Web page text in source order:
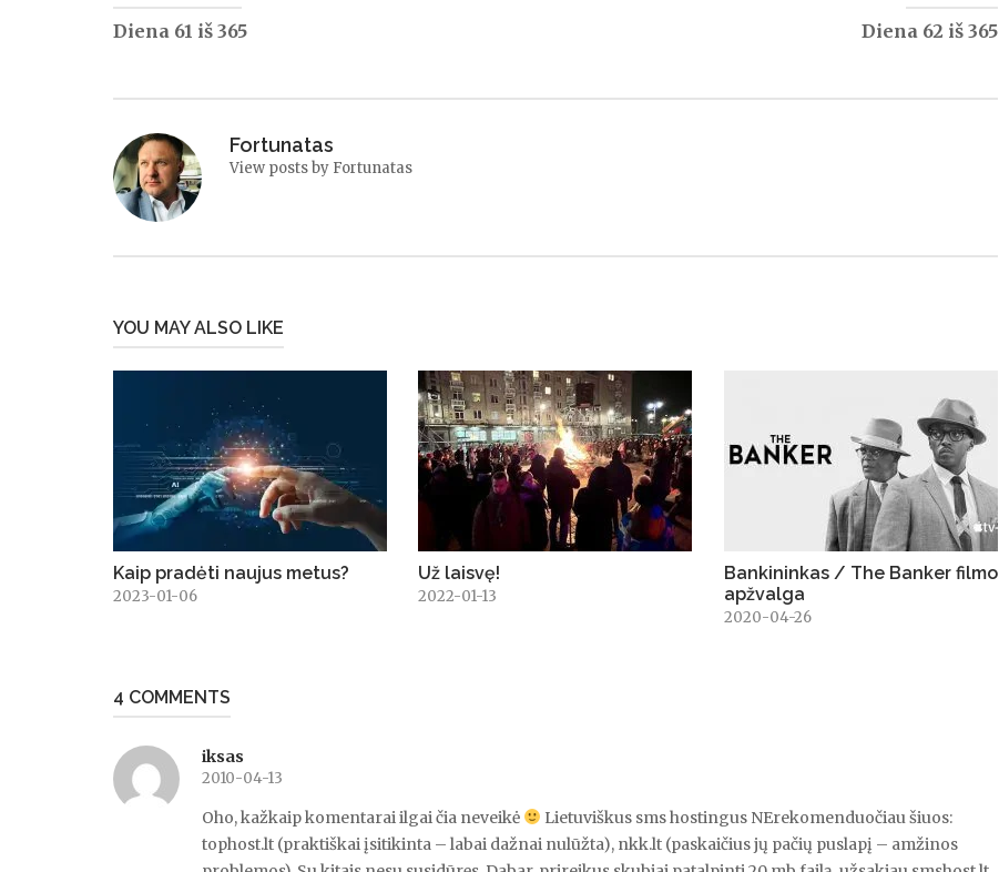
įrašų
Diena 61 iš 365 Diena 62 iš 365
Fortunatas
View posts by Fortunatas
YOU MAY ALSO LIKE
Kaip pradėti naujus metus?
2023-01-06
Už laisvę!
2022-01-13
Bankininkas / The Banker filmo
apžvalga
2020-04-26
4 COMMENTS
iksas
2010-04-13
Oho, kažkaip komentarai ilgai čia neveikė
Lietuviškus sms hostingus NErekomenduočiau šiuos:
tophost.lt (praktiškai įsitikinta – labai dažnai nulūžta), nkk.lt (paskaičius jų pačių puslapį – amžinos